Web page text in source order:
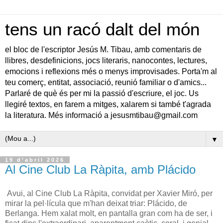
tens un racó dalt del món
el bloc de l'escriptor Jesús M. Tibau, amb comentaris de
llibres, desdefinicions, jocs literaris, nanocontes, lectures,
emocions i reflexions més o menys improvisades. Porta'm al
teu comerç, entitat, associació, reunió familiar o d'amics...
Parlaré de què és per mi la passió d'escriure, el joc. Us
llegiré textos, en farem a mitges, xalarem si també t'agrada
la literatura. Més informació a jesusmtibau@gmail.com
▼
19 d’abril 2026
Al Cine Club La Ràpita, amb Plácido
Avui, al Cine Club La Ràpita, convidat per Xavier Miró, per
mirar la pel·lícula que m'han deixat triar: Plácido, de
Berlanga. Hem xalat molt, en pantalla gran com ha de ser, i